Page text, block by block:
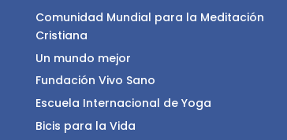
Comunidad Mundial para la Meditación
Cristiana
Un mundo mejor
Fundación Vivo Sano
Escuela Internacional de Yoga
Bicis para la Vida